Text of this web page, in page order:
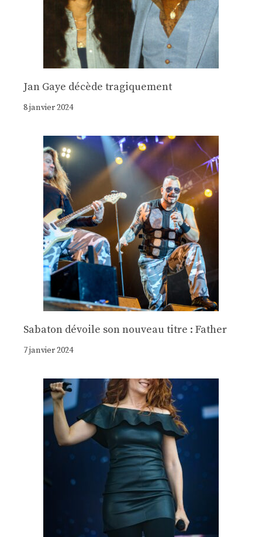
Jan Gaye décède tragiquement
8 janvier 2024
Sabaton dévoile son nouveau titre : Father
7 janvier 2024